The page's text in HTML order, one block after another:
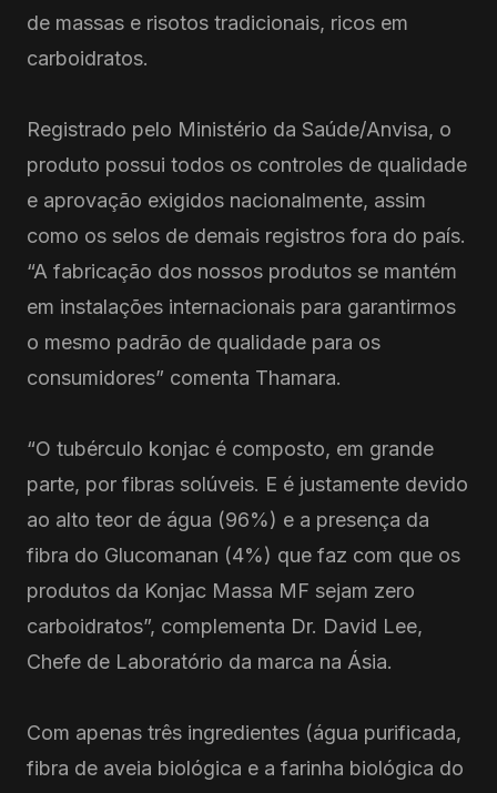
de massas e risotos tradicionais, ricos em
carboidratos.
Registrado pelo Ministério da Saúde/Anvisa, o
produto possui todos os controles de qualidade
e aprovação exigidos nacionalmente, assim
como os selos de demais registros fora do país.
“A fabricação dos nossos produtos se mantém
em instalações internacionais para garantirmos
o mesmo padrão de qualidade para os
consumidores” comenta Thamara.
“O tubérculo konjac é composto, em grande
parte, por fibras solúveis. E é justamente devido
ao alto teor de água (96%) e a presença da
fibra do Glucomanan (4%) que faz com que os
produtos da Konjac Massa MF sejam zero
carboidratos”, complementa Dr. David Lee,
Chefe de Laboratório da marca na Ásia.
Com apenas três ingredientes (água purificada,
fibra de aveia biológica e a farinha biológica do